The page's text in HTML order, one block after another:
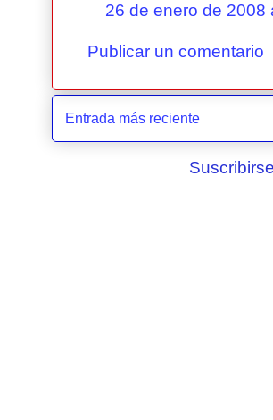
26 de enero de 2008
Publicar un comentario
Entrada más reciente